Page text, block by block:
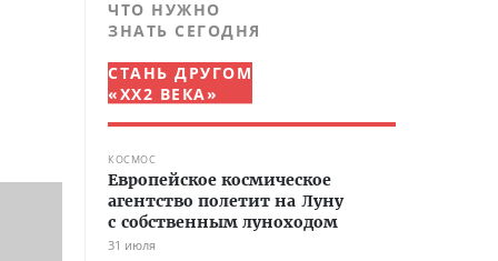
ЧТО НУЖНО
ЗНАТЬ СЕГОДНЯ
СТАНЬ ДРУГОМ
«XX2 ВЕКА»
КОСМОС
Европейское космическое
агентство полетит на Луну
с собственным луноходом
31 июля